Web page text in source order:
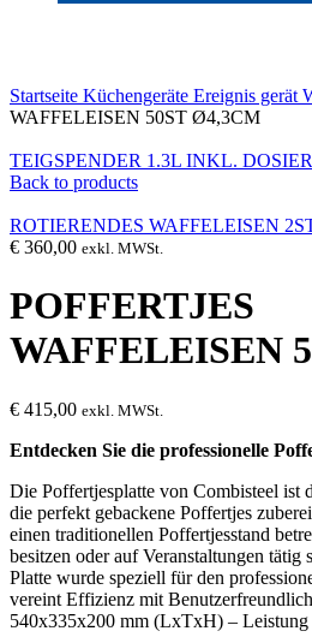
Startseite Küchengeräte Ereignis gerät
WAFFELEISEN 50ST Ø4,3CM
TEIGSPENDER 1.3L INKL.
Back to products
ROTIERENDES WAFFELEISEN
€ 360,00 exkl. MWSt.
POFFERTJES
WAFFELEISEN
€ 415,00 exkl. MWSt.
Entdecken Sie die professionelle
Die Poffertjesplatte von Combisteel ist
die perfekt gebackene Poffertjes
einen traditionellen Poffertjesstand
besitzen oder auf Veranstaltungen tätig
Platte wurde speziell für den
vereint Effizienz mit
540x335x200 mm (LxTxH) –